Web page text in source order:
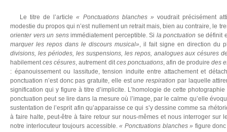
Le titre de l’article« Ponctuations blanches » voudrait précisément
modestie du propos qui n’est nullement un retrait mais, bien au contraire, le
orienter vers un sensimmédiatement perceptible. Si la ponctuation se définit
marquer les repos dans le discours musical», il fait signe en direction du
divisions, les périodes, les suspensions, les repos, analogues aux césures
habilementces césures, autrement ditces ponctuations, afin de produiredes
: épanouissement ou lassitude, tension induite entre attachement et
ponctuation n’est donc pas gratuite, elle estune respiration par laquelle
signification qui y figure à titre d’implicite. L’homologie de cette
ponctuation peut se lire dans la mesure où l’image, par le calme qu’elle
sustentation de l’esprit afin qu’apparaisse ce qui s’y dessine comme sa
à faire halte, peut-être à faire retour sur nous-mêmes et nous interroger sur
notre interlocuteur toujours accessible.« Ponctuations blanches » figure